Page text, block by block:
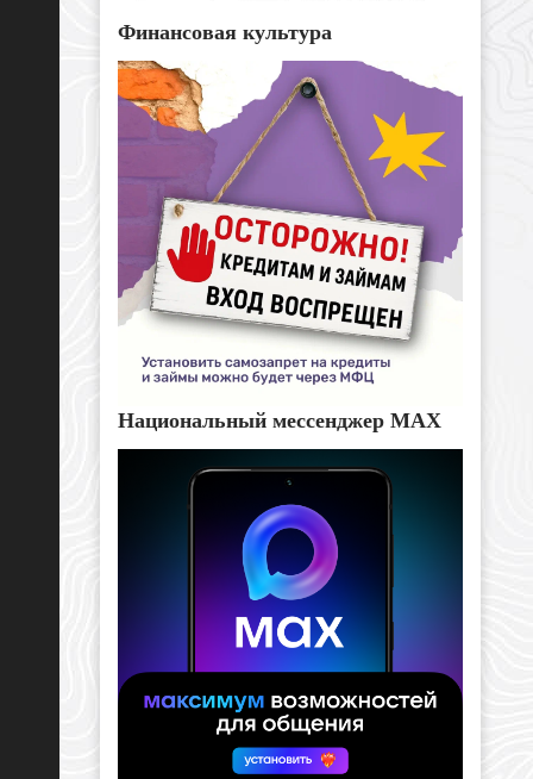
Финансовая культура
Национальный мессенджер MAX